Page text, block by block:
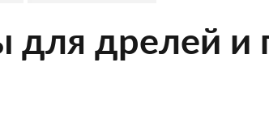
для дрелей и